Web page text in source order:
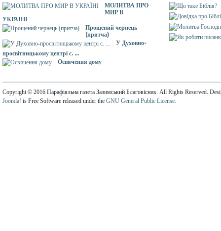
МОЛИТВА ПРО
МИР В
УКРАЇНІ
Прощений чернець
(притча)
У Духовно-
просвітницькому центрі с. ...
Освячення дому
Copyright © 2016 Парафіяльна газета Зазимський Благовісник. All Rights Reserved.
Joomla! is Free Software released under the GNU General Public License.